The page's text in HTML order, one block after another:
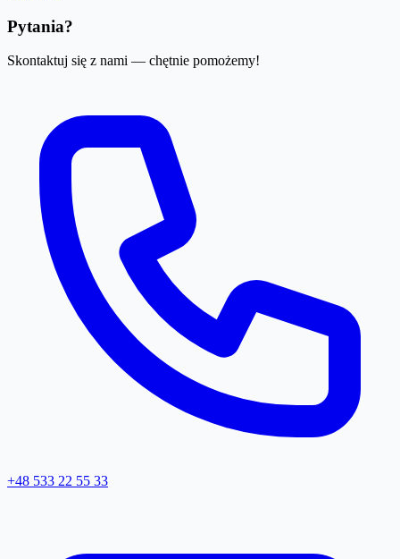
Pytania?
Skontaktuj się z nami — chętnie pomożemy!
+48 533 22 55 33